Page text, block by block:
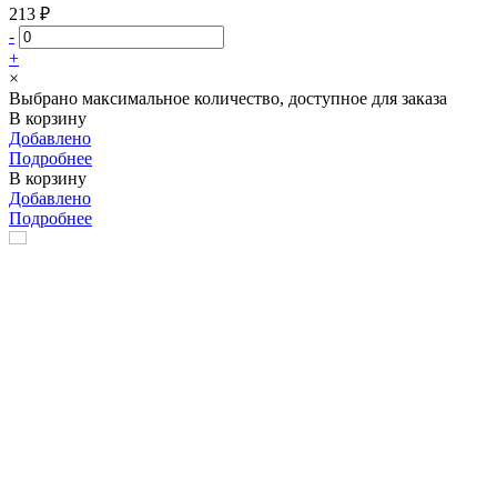
213 ₽
-
+
×
Выбрано максимальное количество, доступное для заказа
В корзину
Добавлено
Подробнее
В корзину
Добавлено
Подробнее